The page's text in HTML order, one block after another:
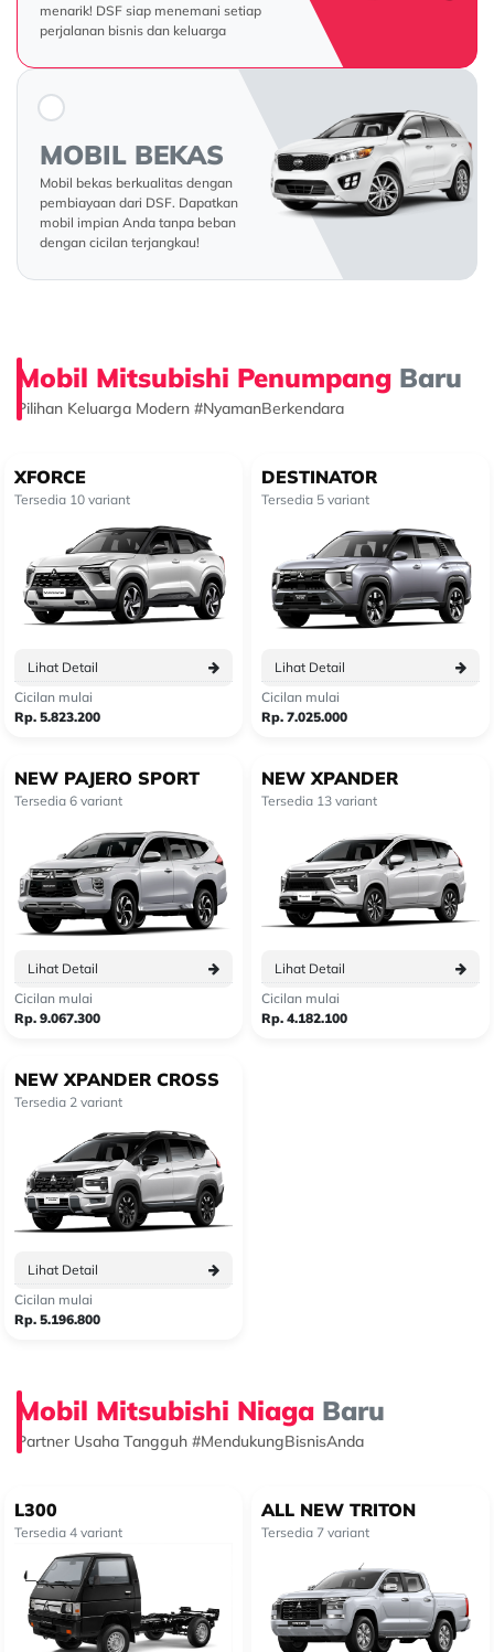
menarik! DSF siap menemani setiap
perjalanan bisnis dan keluarga
MOBIL BEKAS
Mobil bekas berkualitas dengan
pembiayaan dari DSF. Dapatkan
mobil impian Anda tanpa beban
dengan cicilan terjangkau!
Mobil Mitsubishi Penumpang Baru
Pilihan Keluarga Modern #NyamanBerkendara
XFORCE
Tersedia 10 variant
Lihat Detail
Cicilan mulai
Rp. 5.823.200
DESTINATOR
Tersedia 5 variant
Lihat Detail
Cicilan mulai
Rp. 7.025.000
NEW PAJERO SPORT
Tersedia 6 variant
Lihat Detail
Cicilan mulai
Rp. 9.067.300
NEW XPANDER
Tersedia 13 variant
Lihat Detail
Cicilan mulai
Rp. 4.182.100
NEW XPANDER CROSS
Tersedia 2 variant
Lihat Detail
Cicilan mulai
Rp. 5.196.800
Mobil Mitsubishi Niaga Baru
Partner Usaha Tangguh #MendukungBisnisAnda
L300
Tersedia 4 variant
ALL NEW TRITON
Tersedia 7 variant